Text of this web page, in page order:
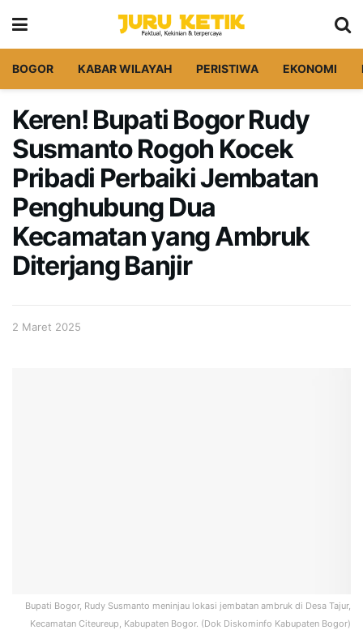
BOGOR KABAR WILAYAH PERISTIWA EKONOMI
Keren! Bupati Bogor Rudy
Susmanto Rogoh Kocek
Pribadi Perbaiki Jembatan
Penghubung Dua
Kecamatan yang Ambruk
Diterjang Banjir
2 Maret 2025
Bupati Bogor, Rudy Susmanto meninjau lokasi jembatan ambruk di Desa Tajur,
Kecamatan Citeureup, Kabupaten Bogor. (Dok Diskominfo Kabupaten Bogor)